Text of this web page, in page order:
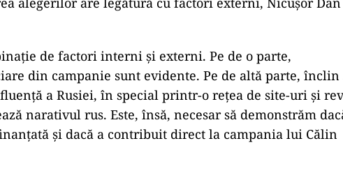
subliniat discrepanțele dintre declarațiile financiare ale
campaniei sale electorale.
a declarat zero lei cheltuiți de campanie, dar am
care costă sute de mii de euro. Este necesar să
și cine a finanțat-o”, a explicat Nicușor Dan.
avansate utilizate în campania lui Georgescu au
folosite de contracandidații săi și că aceste costuri